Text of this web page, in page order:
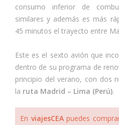
consumo inferior de
similares y además es más
45 minutos el trayecto entre
Este es el sexto avión que
dentro de su programa de
principio del verano, con dos
la ruta Madrid – Lima (Perú).
En viajesCEApuedes